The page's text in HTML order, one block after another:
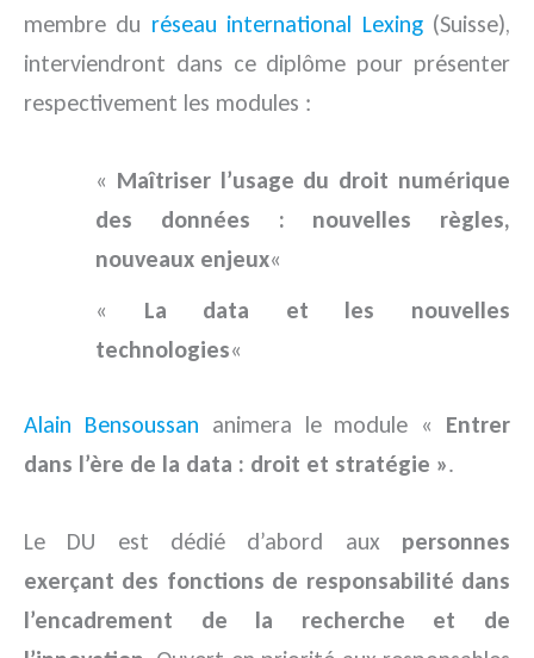
membre du réseau international Lexing(Suisse),
interviendront dans ce diplôme pour présenter
respectivement les modules :
« Maîtriser l’usage du droit numérique
des données : nouvelles règles,
nouveaux enjeux«
« La data et les nouvelles
technologies«
Alain Bensoussan animera le module « Entrer
dans l’ère de la data : droit et stratégie ».
Le DU est dédié d’abord aux personnes
exerçant des fonctions de responsabilité dans
l’encadrement de la recherche et de